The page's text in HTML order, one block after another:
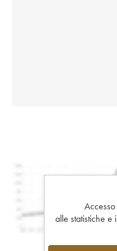
alle statistiche